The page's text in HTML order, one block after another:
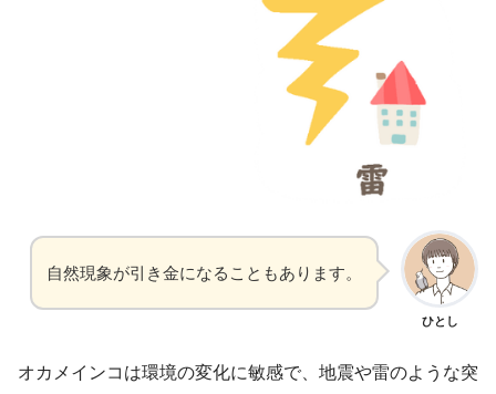
ひとし
自然現象が引き金になることもあります。
オカメインコは環境の変化に敏感で、地震や雷のような突